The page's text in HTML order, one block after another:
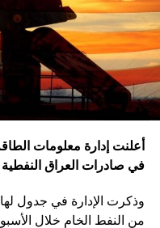
أعلنت إدارة معلومات
في صادرات العراق النفطية
وذكرت الإدارة في جدول